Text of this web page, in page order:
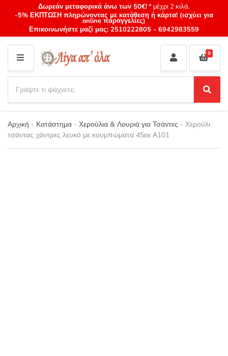
Δωρεάν μεταφορικά άνω των 50€!* μέχρι 2 κιλά.
-5% ΕΚΠΤΩΣΗ πληρώνοντας με κατάθεση ή κάρτα! (ισχύει για
online παραγγελίες)
Επικοινωνήστε μαζί μας: 2510222805 - 6942983559
M
E
N
U
Category
name
a
r
c
h
p
S
e
a
r
0
Αρχική - Κατάστημα - Χερούλια & Λουριά για Τσάντες - Χερούλι
τσάντας χάντρες λευκό με κουμπώματα 45εκ Α101